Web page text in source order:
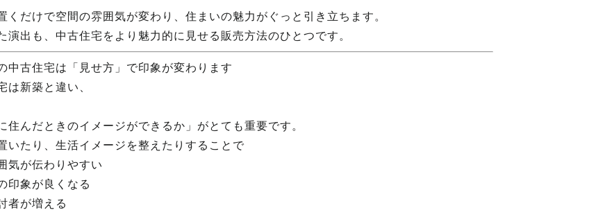
くだけで空間の雰囲気が変わり、住まいの魅力がぐっと引き立ちます。
演出も、中古住宅をより魅力的に見せる販売方法のひとつです。
中古住宅は「見せ方」で印象が変わります
は新築と違い、
住んだときのイメージができるか」がとても重要です。
いたり、生活イメージを整えたりすることで
気が伝わりやすい
印象が良くなる
者が増える